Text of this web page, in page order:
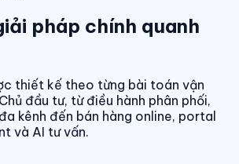
pháp chính quanh
thiết kế theo từng bài toán vận
đầu tư, từ điều hành phân phối,
kênh đến bán hàng online, portal
và AI tư vấn.